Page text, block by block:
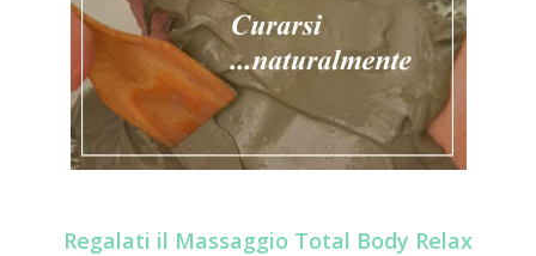
Regalati il Massaggio Total Body Relax